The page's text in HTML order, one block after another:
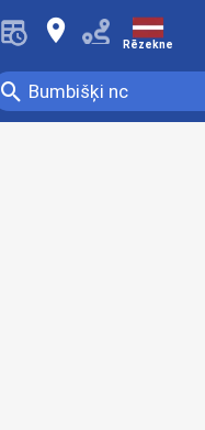
󰍎 Rēzekne
Bumbišķi nc
󰍉